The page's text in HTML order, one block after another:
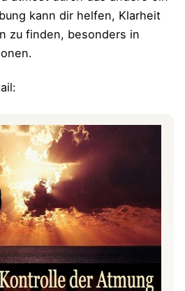
kann dir helfen, Klarheit
zu finden, besonders in